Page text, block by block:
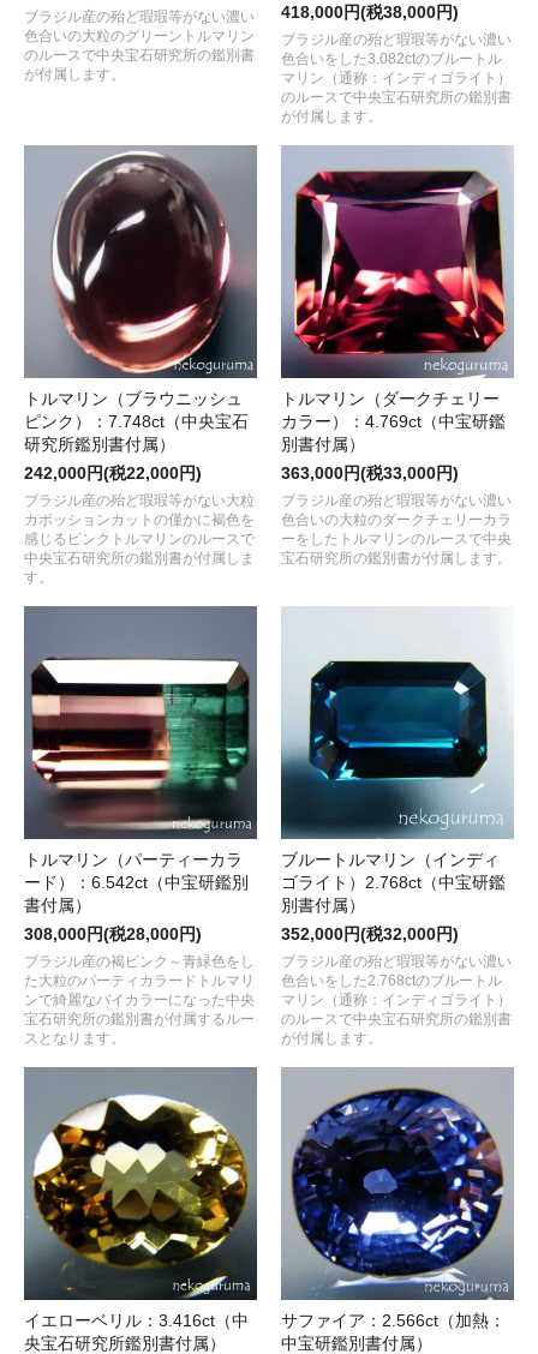
ブラジル産の殆ど瑕瑕等がない濃い
色合いの大粒のグリーントルマリン
のルースで中央宝石研究所の鑑別書
が付属します。
418,000円(税38,000円)
ブラジル産の殆ど瑕瑕等がない濃い
色合いをした3.082ctのブルートル
マリン（通称：インディゴライト）
のルースで中央宝石研究所の鑑別書
が付属します。
トルマリン（ブラウニッシュ
ピンク）：7.748ct（中央宝石
研究所鑑別書付属）
242,000円(税22,000円)
ブラジル産の殆ど瑕瑕等がない大粒
カボッションカットの僅かに褐色を
感じるピンクトルマリンのルースで
中央宝石研究所の鑑別書が付属しま
す。
トルマリン（ダークチェリー
カラー）：4.769ct（中宝研鑑
別書付属）
363,000円(税33,000円)
ブラジル産の殆ど瑕瑕等がない濃い
色合いの大粒のダークチェリーカラ
ーをしたトルマリンのルースで中央
宝石研究所の鑑別書が付属します。
トルマリン（パーティーカラ
ード）：6.542ct（中宝研鑑別
書付属）
308,000円(税28,000円)
ブラジル産の褐ピンク～青緑色をし
た大粒のパーティカラードトルマリ
ンで綺麗なバイカラーになった中央
宝石研究所の鑑別書が付属するルー
スとなります。
ブルートルマリン（インディ
ゴライト）2.768ct（中宝研鑑
別書付属）
352,000円(税32,000円)
ブラジル産の殆ど瑕瑕等がない濃い
色合いをした2.768ctのブルートル
マリン（通称：インディゴライト）
のルースで中央宝石研究所の鑑別書
が付属します。
イエローベリル：3.416ct（中
央宝石研究所鑑別書付属）
サファイア：2.566ct（加熱：
中宝研鑑別書付属）